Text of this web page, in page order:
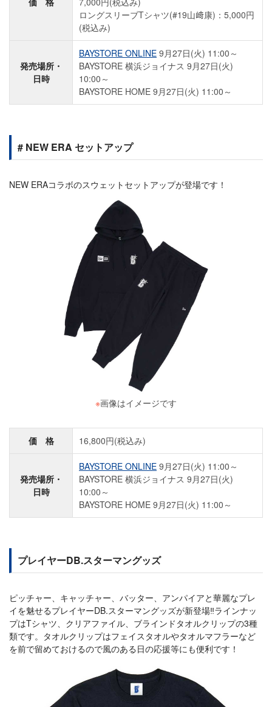
ロングスリーブTシャツ(#19山﨑康)：5,000円
(税込み)
発売場所・
日時
BAYSTORE ONLINE 9月27日(火) 11:00～
BAYSTORE 横浜ジョイナス 9月27日(火)
10:00～
BAYSTORE HOME 9月27日(火) 11:00～
# NEW ERA セットアップ
NEW ERAコラボのスウェットセットアップが登場です！
※画像はイメージです
価 格 16,800円(税込み)
発売場所・
日時
BAYSTORE ONLINE 9月27日(火) 11:00～
BAYSTORE 横浜ジョイナス 9月27日(火)
10:00～
BAYSTORE HOME 9月27日(火) 11:00～
プレイヤーDB.スターマングッズ
ピッチャー、キャッチャー、バッター、アンパイアと華麗なプレ
イを魅せるプレイヤーDB.スターマングッズが新登場‼ラインナッ
プはTシャツ、クリアファイル、ブラインドタオルクリップの3種
類です。タオルクリップはフェイスタオルやタオルマフラーなど
を前で留めておけるので風のある日の応援等にも便利です！